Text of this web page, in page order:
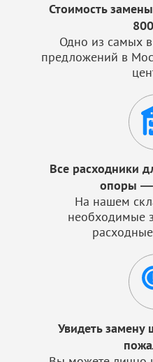
Стоимость
Одно из самых
предложений в
Все расходники
опоры —
На нашем
необходимые
Увидеть